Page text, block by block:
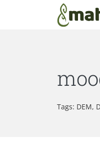
Zum Hauptinhalt
Tags: DEM,